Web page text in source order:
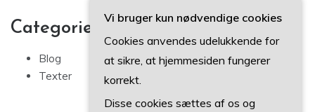
Categories
Blog
Texter
Vi bruger kun nødvendige cookies
Cookies anvendes udelukkende for
at sikre, at hjemmesiden fungerer
korrekt.
Disse cookies sættes af os og